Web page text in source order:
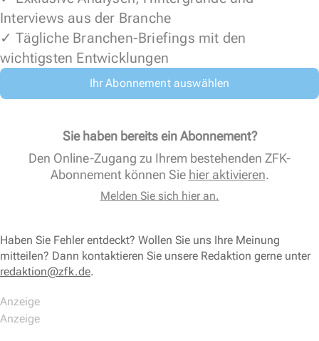
Interviews aus der Branche
✓ Tägliche Branchen-Briefings mit den
wichtigsten Entwicklungen
Ihr Abonnement auswählen
Sie haben bereits ein Abonnement?
Den Online-Zugang zu Ihrem bestehenden ZFK-
Abonnement können Sie hier aktivieren.
Melden Sie sich hier an.
Haben Sie Fehler entdeckt? Wollen Sie uns Ihre Meinung
mitteilen? Dann kontaktieren Sie unsere Redaktion gerne unter
redaktion@zfk.de.